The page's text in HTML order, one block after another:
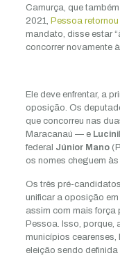
Camurça, que
2021, Pessoa
mandato, disse estar
concorrer novamente
Ele deve enfrentar, a
oposição. Os
que concorreu nas
Maracanaú — e
federal Júnior Mano
os nomes cheguem
Os três pré-
unificar a oposição
assim com mais força
Pessoa. Isso, porque,
municípios cearenses,
eleição sendo definida